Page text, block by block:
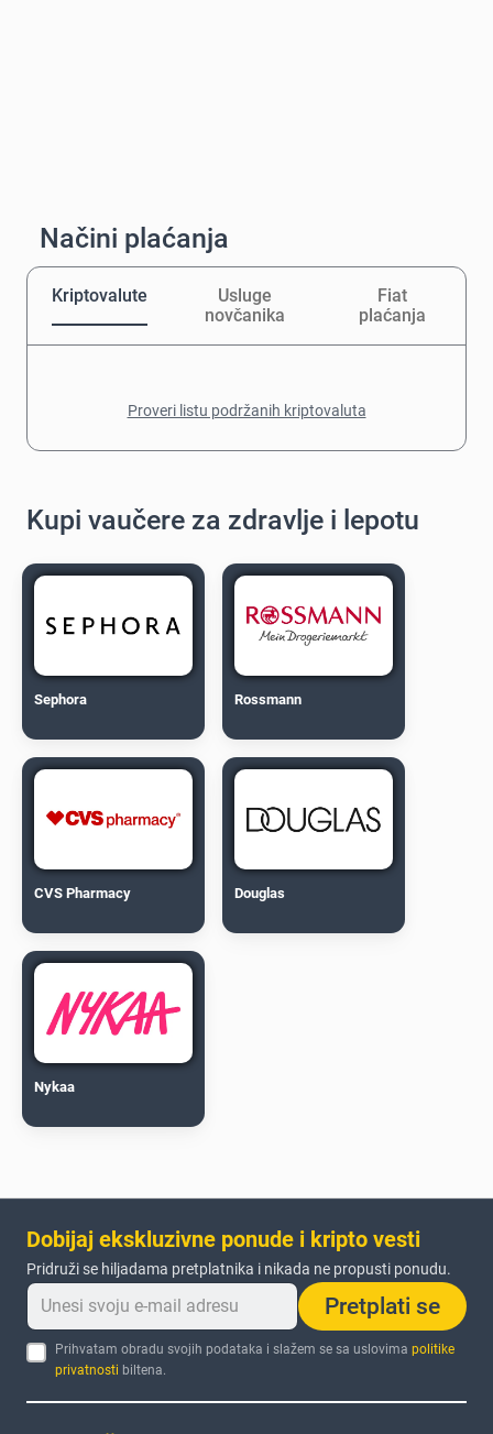
Načini plaćanja
Kriptovalute
Usluge
novčanika
Fiat
plaćanja
Proveri listu podržanih kriptovaluta
Kupi vaučere za zdravlje i lepotu
Sephora Rossmann
CVS Pharmacy Douglas
Nykaa
Dobijaj ekskluzivne ponude i kripto vesti
Pridruži se hiljadama pretplatnika i nikada ne propusti ponudu.
Pretplati se
Prihvatam obradu svojih podataka i slažem se sa uslovimapolitike
privatnosti biltena.